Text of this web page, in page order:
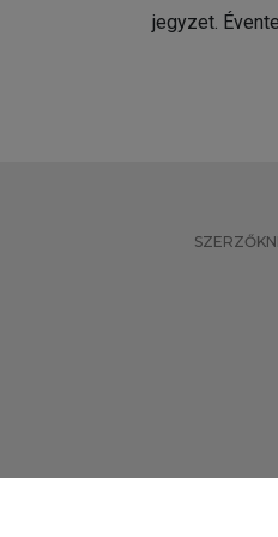
jegyzet.